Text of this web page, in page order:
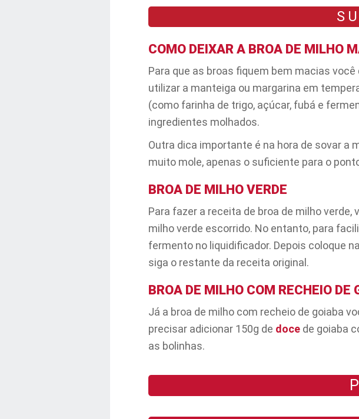
COMO DEIXAR A BROA DE MILHO
Para que as broas fiquem bem macias
utilizar a manteiga ou margarina em
(como farinha de trigo, açúcar, fubá e
ingredientes molhados.
Outra dica importante é na hora de sovar a
muito mole, apenas o suficiente para o
BROA DE MILHO VERDE
Para fazer a receita de broa de milho
milho verde escorrido. No entanto, para
fermento no liquidificador. Depois coloque
siga o restante da receita original.
BROA DE MILHO COM RECHEIO DE
Já a broa de milho com recheio de goiaba
precisar adicionar 150g de doce de goiaba
as bolinhas.